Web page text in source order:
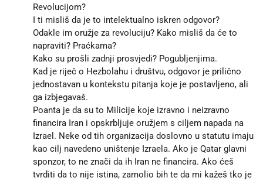
Revolucijom?
I ti misliš da je to intelektualno iskren odgovor?
Odakle im oružje za revoluciju? Kako misliš da će to
napraviti? Praćkama?
Kako su prošli zadnji prosvjedi? Pogubljenjima.
Kad je riječ o Hezbolahu i društvu, odgovor je prilično
jednostavan u kontekstu pitanja koje je postavljeno, ali
ga izbjegavaš.
Poanta je da su to Milicije koje izravno i neizravno
financira Iran i opskrbljuje oružjem s ciljem napada na
Izrael. Neke od tih organizacija doslovno u statutu imaju
kao cilj navedeno uništenje Izraela. Ako je Qatar glavni
sponzor, to ne znači da ih Iran ne financira. Ako ćeš
tvrditi da to nije istina, zamolio bih te da mi kažeš tko je